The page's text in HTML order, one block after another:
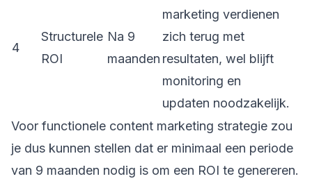
4
Structurele
ROI
Na 9
maanden
marketing verdienen
zich terug met
resultaten, wel blijft
monitoring en
updaten noodzakelijk.
Voor functionele content marketing strategie zou
je dus kunnen stellen dat er minimaal een periode
van 9 maanden nodig is om een ROI te genereren.